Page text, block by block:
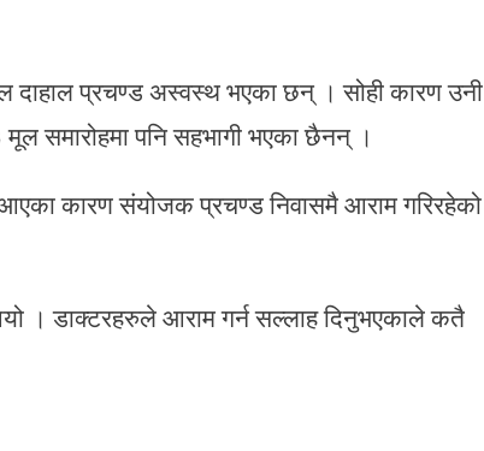
दाहाल प्रचण्ड अस्वस्थ भएका छन् । सोही कारण उनी
समारोहमा पनि सहभागी भएका छैनन् ।
कारण संयोजक प्रचण्ड निवासमै आराम गरिरहेको
। डाक्टरहरुले आराम गर्न सल्लाह दिनुभएकाले कतै